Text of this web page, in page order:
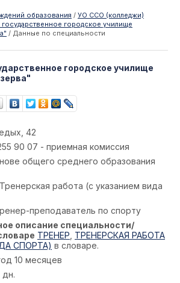
образования / УО ССО (колледжи)
городское училище
/ Данные по специальности
городское училище
42
90 07 - приемная комиссия
общего среднего образования
Тренерская работа (с указанием вида
преподаватель по спорту
описание специальности/
ТРЕНЕР ТРЕНЕРСКАЯ РАБОТА
СПОРТА) в словаре.
10 месяцев
дн.